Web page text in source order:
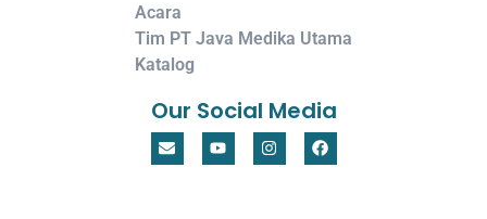
Acara
Tim PT Java Medika Utama
Katalog
Our Social Media